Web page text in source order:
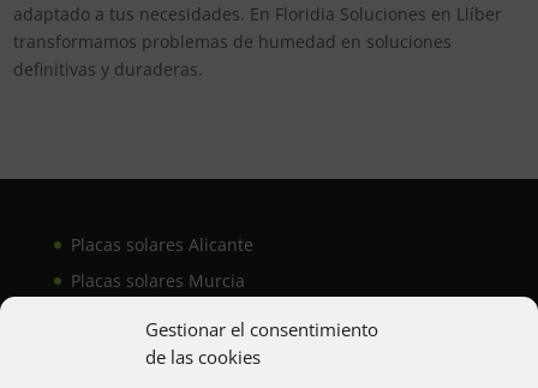
Gestionar el consentimiento
de las cookies
adaptado a tus necesidades. En Floridia Soluciones en Llíber
transformamos problemas de humedad en soluciones
definitivas y duraderas.
Placas solares Alicante
Placas solares Murcia